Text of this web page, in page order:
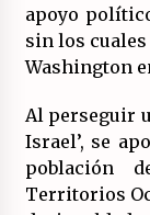
apoyo
sin los
Washington
Al perseguir
Israel’, se
población
Territorios